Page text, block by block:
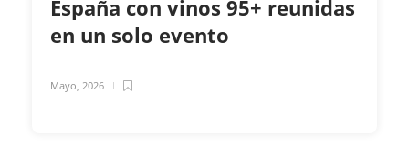
España con vinos 95+ reunidas
en un solo evento
Mayo, 2026